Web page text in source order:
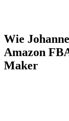
Wie
Amazon
Maker